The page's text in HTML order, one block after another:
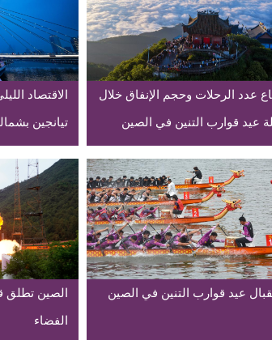
عدد الرحلات وحجم الإنفاق خلال
عيد قوارب التنين في الصين
الاقتصاد
تيانجين
عيد قوارب التنين في الصين
الصين تطلق
الفضاء